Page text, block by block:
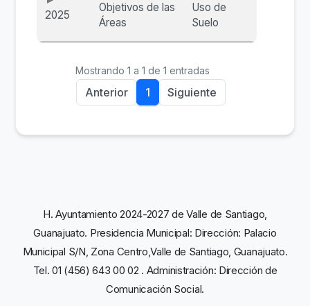
2025
Objetivos de las
Áreas
Uso de
Suelo
Mostrando 1 a 1 de 1 entradas
Anterior 1 Siguiente
H. Ayuntamiento 2024-2027 de Valle de Santiago,
Guanajuato. Presidencia Municipal: Dirección: Palacio
Municipal S/N, Zona Centro,Valle de Santiago, Guanajuato.
Tel. 01 (456) 643 00 02 . Administración: Dirección de
Comunicación Social.